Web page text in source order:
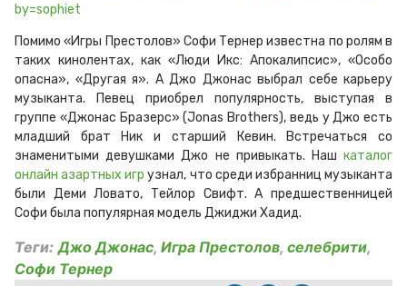
by=sophiet
Помимо «Игры Престолов» Софи Тернер известна по ролям в
таких кинолентах, как «Люди Икс: Апокалипсис», «Особо
опасна», «Другая я». А Джо Джонас выбрал себе карьеру
музыканта. Певец приобрел популярность, выступая в
группе «Джонас Бразерс» (Jonas Brothers), ведь у Джо есть
младший брат Ник и старший Кевин. Встречаться со
знаменитыми девушками Джо не привыкать. Наш каталог
онлайн азартных игр узнал, что среди избранниц музыканта
были Деми Ловато, Тейлор Свифт. А предшественницей
Софи была популярная модель Джиджи Хадид.
Теги: Джо Джонас, Игра Престолов, селебрити,
Софи Тернер